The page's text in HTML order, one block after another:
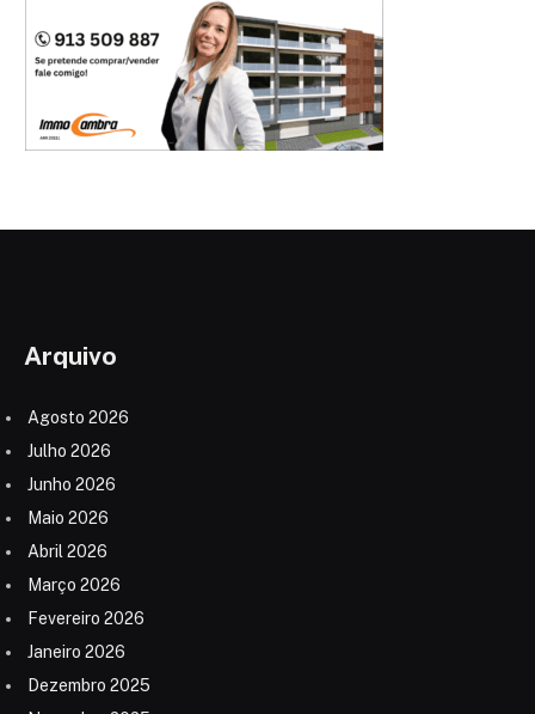
Arquivo
Agosto 2026
Julho 2026
Junho 2026
Maio 2026
Abril 2026
Março 2026
Fevereiro 2026
Janeiro 2026
Dezembro 2025